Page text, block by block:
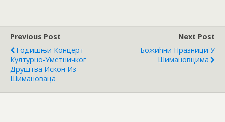
Previous Post
Годишњи Концерт
Културно-Уметничког
Друштва Искон Из
Шимановаца
Next Post
Божићни Празници У
Шимановцима